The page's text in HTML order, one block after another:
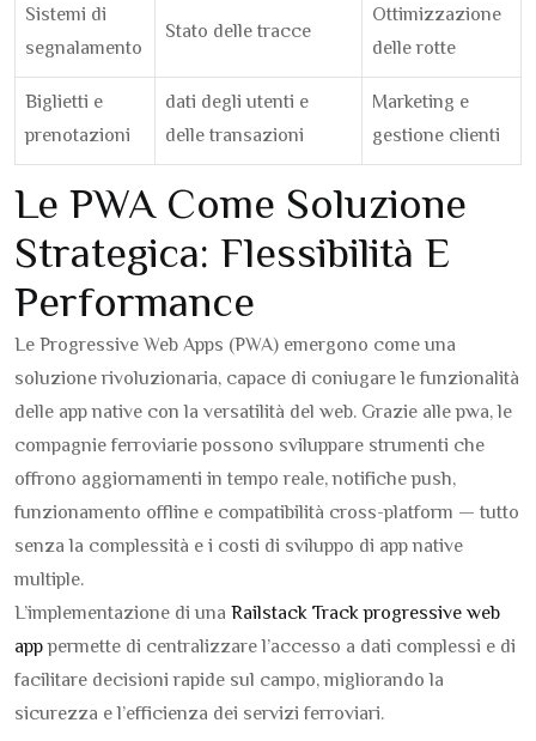
Sistemi di
segnalamento
Stato delle tracce
Ottimizzazione
delle rotte
Biglietti e
prenotazioni
dati degli utenti e
delle transazioni
Marketing e
gestione clienti
Le PWA Come Soluzione
Strategica: Flessibilità E
Performance
Le Progressive Web Apps (PWA) emergono come una
soluzione rivoluzionaria, capace di coniugare le funzionalità
delle app native con la versatilità del web. Grazie alle pwa, le
compagnie ferroviarie possono sviluppare strumenti che
offrono aggiornamenti in tempo reale, notifiche push,
funzionamento offline e compatibilità cross-platform — tutto
senza la complessità e i costi di sviluppo di app native
multiple.
L’implementazione di una Railstack Track progressive web
apppermette di centralizzare l’accesso a dati complessi e di
facilitare decisioni rapide sul campo, migliorando la
sicurezza e l’efficienza dei servizi ferroviari.